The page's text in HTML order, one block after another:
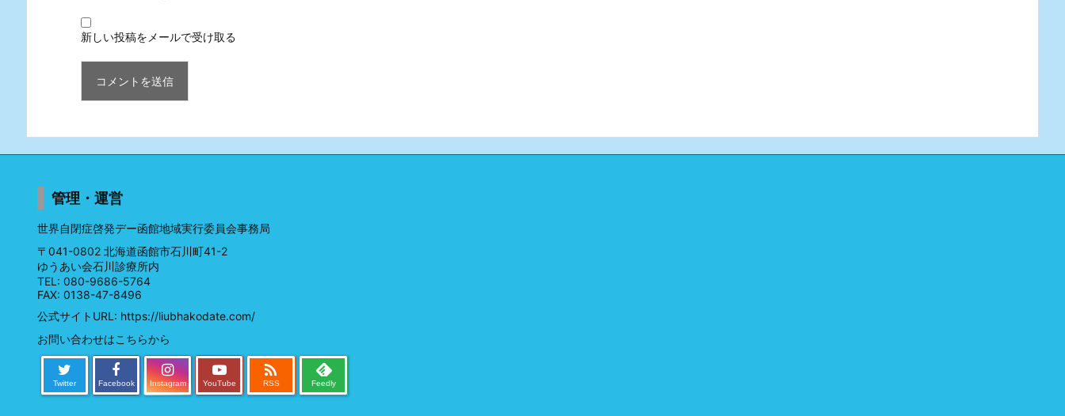
新しい投稿をメールで受け取る
管理・運営
世界自閉症啓発デー函館地域実行委員会事務局
〒041-0802 北海道函館市石川町41-2
ゆうあい会石川診療所内
TEL: 080-9686-5764
FAX: 0138-47-8496
公式サイトURL: https://liubhakodate.com/
お問い合わせはこちらから
Twitter Facebook Instagram YouTube

RSS Feedly